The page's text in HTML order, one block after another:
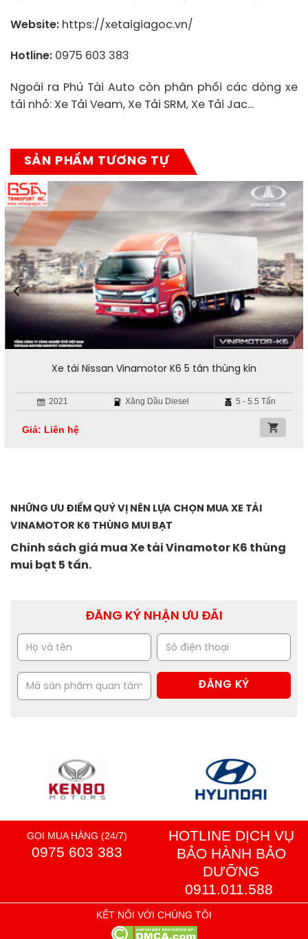
Website: https://xetaigiagoc.vn/
Hotline: 0975 603 383
Ngoài ra Phú Tài Auto còn phân phối các dòng xe
tải nhỏ: Xe Tải Veam, Xe Tải SRM, Xe Tải Jac…
SẢN PHẨM TƯƠNG TỰ
Xe tải Nissan Vinamotor K6 5 tấn thùng kín
2021 Xăng Dầu Diesel 5 - 5.5 Tấn
Giá: Liên hệ
NHỮNG ƯU ĐIỂM QUÝ VỊ NÊN LỰA CHỌN MUA XE TẢI
VINAMOTOR K6 THÙNG MUI BẠT
Chính sách giá mua Xe tải Vinamotor K6 thùng
mui bạt 5 tấn.
ĐĂNG KÝ NHẬN ƯU ĐÃI
GỌI MUA HÀNG (24/7)
0975 603 383
HOTLINE DỊCH VỤ
BẢO HÀNH BẢO
DƯỠNG
0911.011.588
KẾT NỐI VỚI CHÚNG TÔI